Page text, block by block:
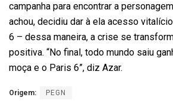
campanha para encontrar a
achou, decidiu dar à ela acesso
6 – dessa maneira, a crise se
positiva. “No final, todo mundo saiu
moça e o Paris 6”, diz Azar.
Origem: PEGN